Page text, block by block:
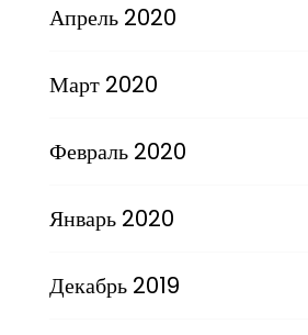
Апрель 2020
Март 2020
Февраль 2020
Январь 2020
Декабрь 2019